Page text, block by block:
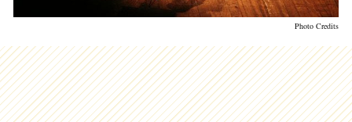
Photo Credits